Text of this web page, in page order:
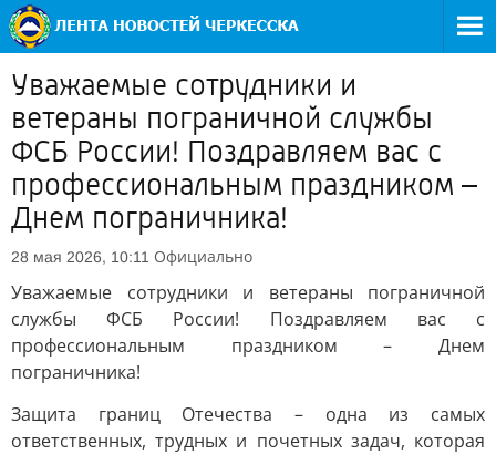
Уважаемые сотрудники и
ветераны пограничной службы
ФСБ России! Поздравляем вас с
профессиональным праздником –
Днем пограничника!
28 мая 2026, 10:11 Официально
Уважаемые сотрудники и ветераны пограничной
службы ФСБ России! Поздравляем вас с
профессиональным праздником – Днем
пограничника!
Защита границ Отечества – одна из самых
ответственных, трудных и почетных задач, которая